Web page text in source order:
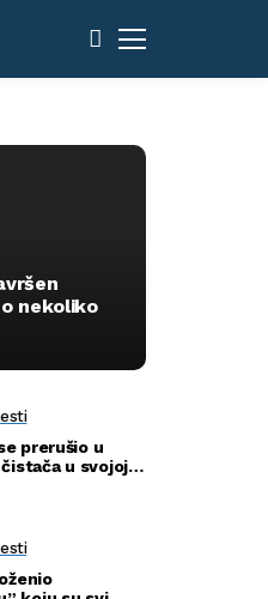
nekoliko
prerušio u
u svojoj